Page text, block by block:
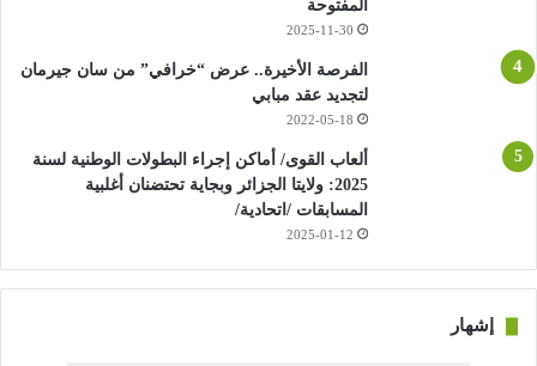
لخمس مقابلات دون انهزام في جميع المنافسات.
بالمقابل، ستكون الفرصة سانحة امام نادي بارادو -الذي جنى
نقطتين فقط في المقابلات الست الاخيرة- للعودة بنتيجة ايجابية عند
مهددا اكثر من اي وقت مضى.
المفتوحة
2025-11-30
الفرصة الأخيرة.. عرض “خرافي” من سان جيرمان
لتجديد عقد مبابي
2022-05-18
ألعاب القوى/ أماكن إجراء البطولات الوطنية لسنة
2025: ولايتا الجزائر وبجاية تحتضنان أغلبية
المسابقات /اتحادية/
2025-01-12
إشهار